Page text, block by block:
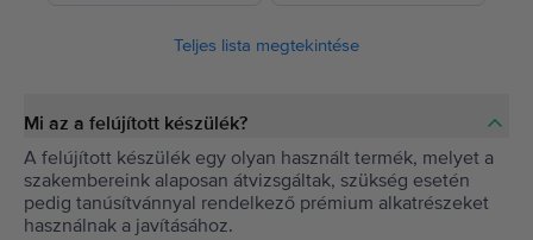
Teljes lista megtekintése
Mi az a felújított készülék?
A felújított készülék egy olyan használt termék, melyet a
szakembereink alaposan átvizsgáltak, szükség esetén
pedig tanúsítvánnyal rendelkező prémium alkatrészeket
használnak a javításához.